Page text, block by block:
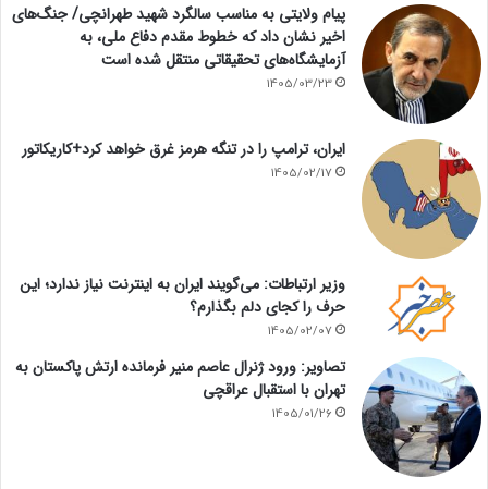
پیام ولایتی به مناسب سالگرد شهید طهرانچی/ جنگ‌های
اخیر نشان داد که خطوط مقدم دفاع ملی، به
آزمایشگاه‌های تحقیقاتی منتقل شده است
1405/03/23
ایران، ترامپ را در تنگه هرمز غرق خواهد کرد+کاریکاتور
1405/02/17
وزیر ارتباطات: می‌گویند ایران به اینترنت نیاز ندارد؛ این
حرف را کجای دلم بگذارم؟
1405/02/07
تصاویر: ورود ژنرال عاصم منیر فرمانده ارتش پاکستان به
تهران با استقبال عراقچی
1405/01/26